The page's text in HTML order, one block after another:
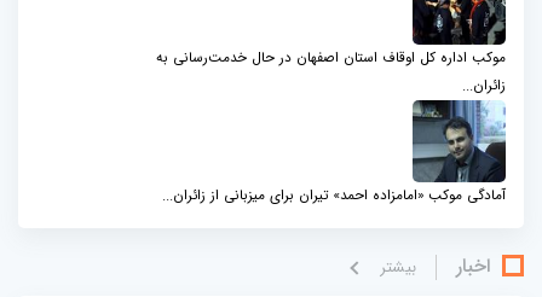
موکب اداره کل اوقاف استان اصفهان در حال خدمت‌رسانی به
زائران...
آمادگی موکب «امامزاده احمد» تیران برای میزبانی از زائران...
اخبار بيشتر